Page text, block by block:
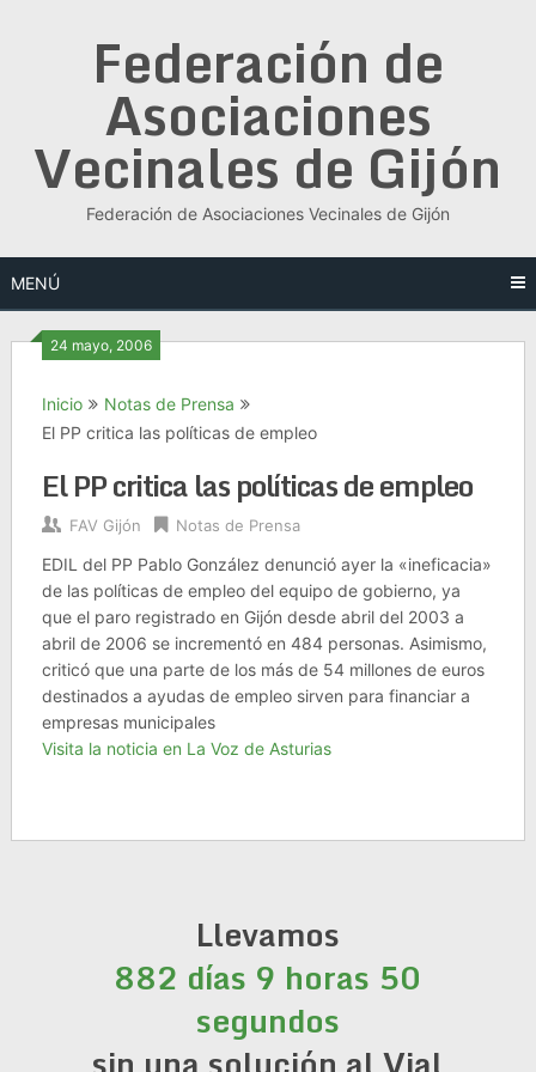
Federación de
Asociaciones
Vecinales de Gijón
Federación de Asociaciones Vecinales de Gijón
MENÚ
24 mayo, 2006
Inicio
Notas de Prensa
El PP critica las políticas de empleo
El PP critica las políticas de empleo
FAV Gijón Notas de Prensa
EDIL del PP Pablo González denunció ayer la «ineficacia»
de las políticas de empleo del equipo de gobierno, ya
que el paro registrado en Gijón desde abril del 2003 a
abril de 2006 se incrementó en 484 personas. Asimismo,
criticó que una parte de los más de 54 millones de euros
destinados a ayudas de empleo sirven para financiar a
empresas municipales
Visita la noticia en La Voz de Asturias
Llevamos
882 días 9 horas 50
segundos